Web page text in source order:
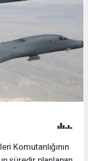
Komutanlığının